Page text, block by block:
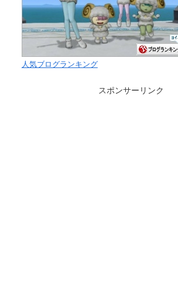
人気ブログランキング
スポンサーリンク